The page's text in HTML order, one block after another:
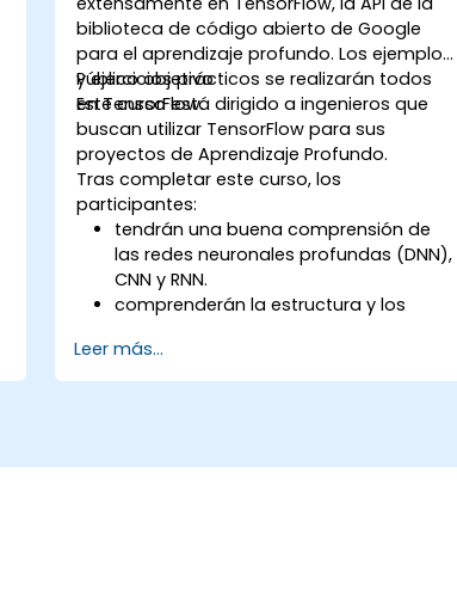
biblioteca de código abierto de Google
para el aprendizaje profundo. Los ejemplos
y ejercicios prácticos se realizarán todos
en TensorFlow.
Público objetivo
Este curso está dirigido a ingenieros que
buscan utilizar TensorFlow para sus
proyectos de Aprendizaje Profundo.
Tras completar este curso, los
participantes:
tendrán una buena comprensión de
las redes neuronales profundas (DNN),
CNN y RNN.
comprenderán la estructura y los
TensorFlow.
podrán realizar tareas de instalación,
Leer más...